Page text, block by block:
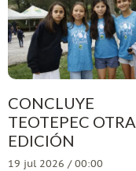
CONCLUYE
TEOTEPEC OTRA
EDICIÓN
19 jul 2026 / 00:00